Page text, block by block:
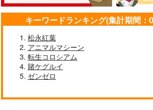
キーワードランキング(集計期間：
松永紅葉
アニマルマシーン
転生コロシアム
賭ケグルイ
ゼンゼロ